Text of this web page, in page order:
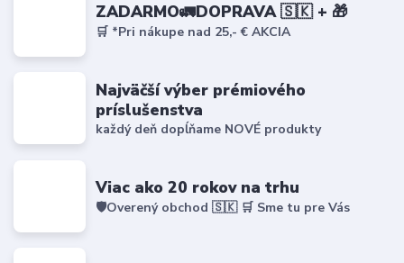
ZADARMO🚛DOPRAVA 🇸🇰 + 🎁
🛒 *Pri nákupe nad 25,- € AKCIA
Najväčší výber prémiového
príslušenstva
každý deň dopĺňame NOVÉ produkty
Viac ako 20 rokov na trhu
🛡️Overený obchod 🇸🇰 🛒 Sme tu pre Vás